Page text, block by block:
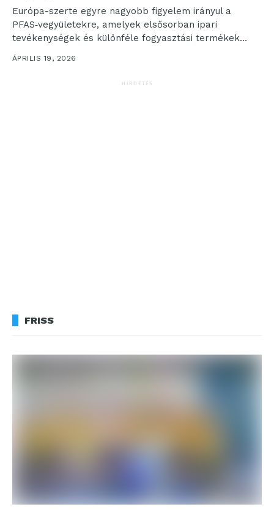
Európa-szerte egyre nagyobb figyelem irányul a
PFAS‑vegyületekre, amelyek elsősorban ipari
tevékenységek és különféle fogyasztási termékek
használata révén juthatnak a környezetbe. „Mivel az
ivóvízbe...
ÁPRILIS 19, 2026
HIRDETÉS
FRISS